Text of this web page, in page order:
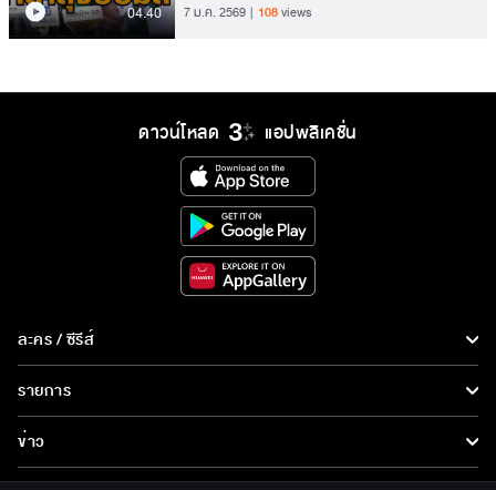
04.40 7 ม.ค. 2569 108views
ดาวน์โหลด แอปพลิเคชั่น
ละคร / ซีรีส์
ละคร/ซีรีส์
ซีรีส์นานาชาติ
การ์ตูน & เกม
รายการ
รายการทั้งหมด
ข่าว
ข่าวทั้งหมด